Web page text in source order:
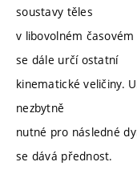
soustavy těles
v libovolném
se dále určí ostatní
kinematické veličiny.
nezbytně
nutné pro následné
se dává přednost.